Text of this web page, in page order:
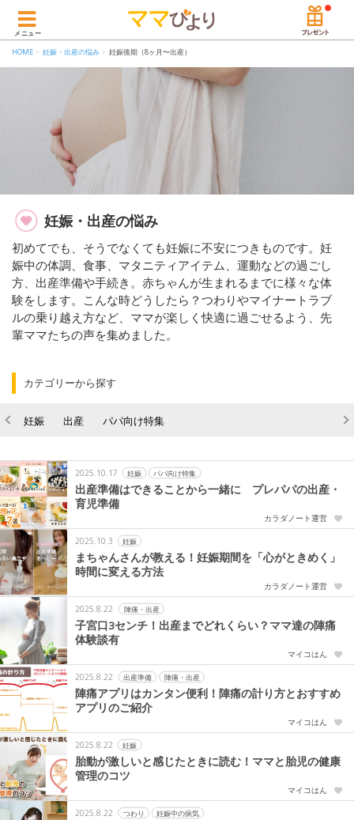
メニュー
HOME 妊娠・出産の悩み 妊娠後期（8ヶ月〜出産）
妊娠・出産の悩み
初めてでも、そうでなくても妊娠に不安につきものです。妊
娠中の体調、食事、マタニティアイテム、運動などの過ごし
方、出産準備や手続き。赤ちゃんが生まれるまでに様々な体
験をします。こんな時どうしたら？つわりやマイナートラブ
ルの乗り越え方など、ママが楽しく快適に過ごせるよう、先
輩ママたちの声を集めました。
カテゴリーから探す
妊娠 出産 パパ向け特集
2025.10.17 妊娠 パパ向け特集
出産準備はできることから一緒に プレパパの出産・
育児準備
カラダノート運営
2025.10.3 妊娠
まちゃんさんが教える！妊娠期間を「心がときめく」
時間に変える方法
カラダノート運営
2025.8.22 陣痛・出産
子宮口3センチ！出産までどれくらい？ママ達の陣痛
体験談有
マイコはん
2025.8.22 出産準備 陣痛・出産
陣痛アプリはカンタン便利！陣痛の計り方とおすすめ
アプリのご紹介
マイコはん
2025.8.22 妊娠
胎動が激しいと感じたときに読む！ママと胎児の健康
管理のコツ
マイコはん
2025.8.22 つわり 妊娠中の病気